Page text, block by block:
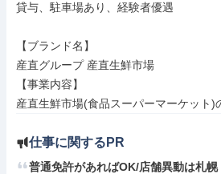
貸与、駐車場あり、経験者優遇
【ブランド名】
産直グループ 産直生鮮市場
【事業内容】
産直生鮮市場(食品スーパーマーケット)
仕事に関するPR
普通免許があればOK/店舗異動は札